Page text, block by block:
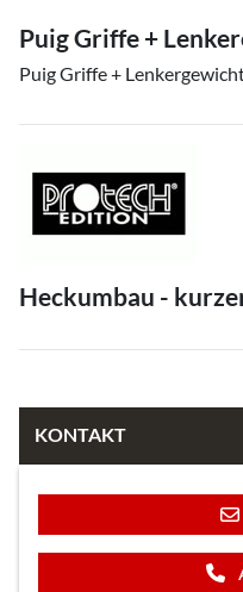
Puig Griffe +
Puig Griffe +
Heckumbau -
KONTAKT